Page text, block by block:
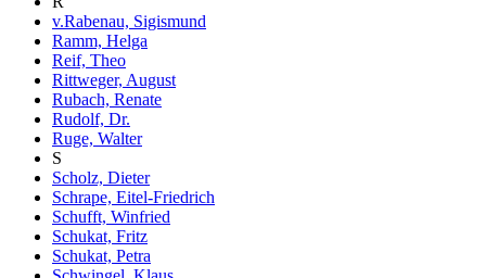
v.Rabenau, Sigismund
Ramm, Helga
Reif, Theo
Rittweger, August
Rubach, Renate
Rudolf, Dr.
Ruge, Walter
S
Scholz, Dieter
Schrape, Eitel-Friedrich
Schufft, Winfried
Schukat, Fritz
Schukat, Petra